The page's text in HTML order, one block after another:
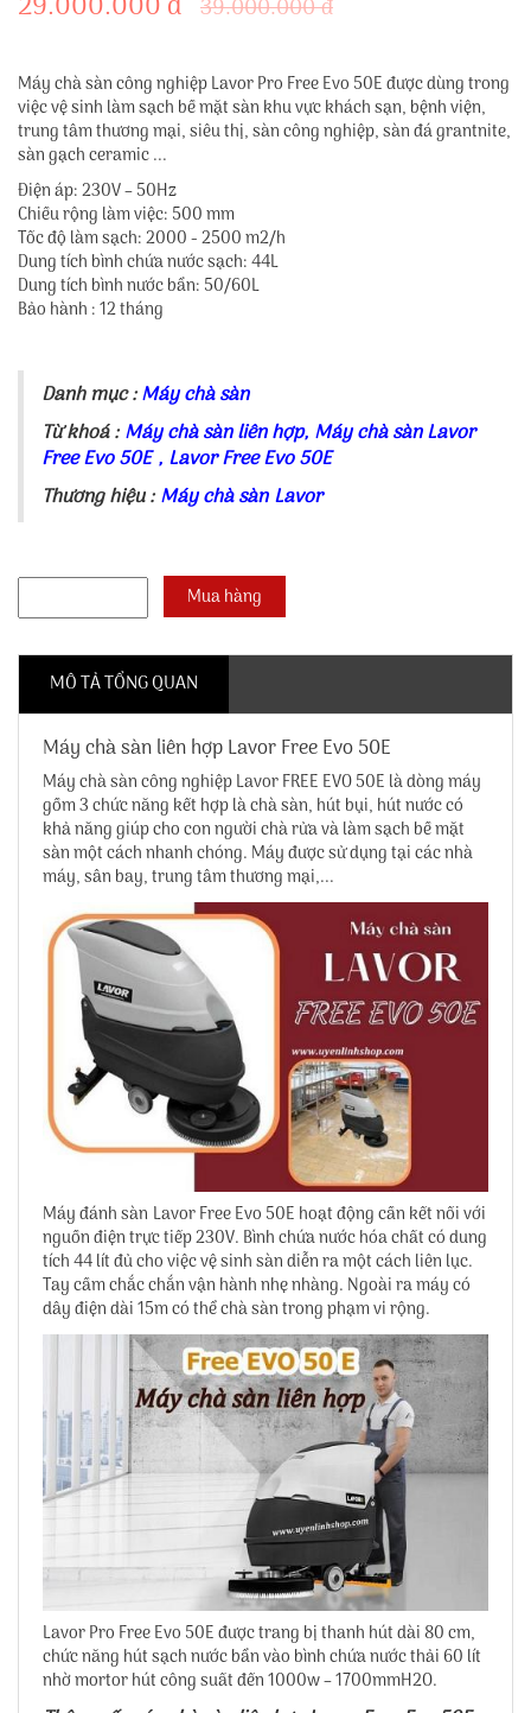
39.000.000 đ
Máy chà sàn công nghiệp Lavor Pro Free Evo 50E được dùng trong
việc vệ sinh làm sạch bề mặt sàn khu vực khách sạn, bệnh viện,
trung tâm thương mại, siêu thị, sàn công nghiệp, sàn đá grantnite,
sàn gạch ceramic ...
Điện áp: 230V – 50Hz
Chiều rộng làm việc: 500 mm
Tốc độ làm sạch: 2000 - 2500 m2/h
Dung tích bình chứa nước sạch: 44L
Dung tích bình nước bẩn: 50/60L
Bảo hành : 12 tháng
Danh mục :Máy chà sàn
Từ khoá :Máy chà sàn liên hợp, Máy chà sàn Lavor
Free Evo 50E, Lavor Free Evo 50E
Thương hiệu :Máy chà sàn Lavor
MÔ TẢ TỔNG QUAN
Máy chà sàn liên hợp Lavor Free Evo 50E
Máy chà sàn công nghiệp Lavor FREE EVO 50E là dòng máy
gồm 3 chức năng kết hợp là chà sàn, hút bụi, hút nước có
khả năng giúp cho con người chà rửa và làm sạch bề mặt
sàn một cách nhanh chóng. Máy được sử dụng tại các nhà
máy, sân bay, trung tâm thương mại,...
Máy đánh sàn Lavor Free Evo 50E hoạt động cần kết nối với
nguồn điện trực tiếp 230V. Bình chứa nước hóa chất có dung
tích 44 lít đủ cho việc vệ sinh sàn diễn ra một cách liên lục.
Tay cầm chắc chắn vận hành nhẹ nhàng. Ngoài ra máy có
dây điện dài 15m có thể chà sàn trong phạm vi rộng.
Lavor Pro Free Evo 50E được trang bị thanh hút dài 80 cm,
chức năng hút sạch nước bẩn vào bình chứa nước thải 60 lít
nhờ mortor hút công suất đến 1000w – 1700mmH2O.